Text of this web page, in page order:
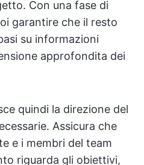
Con una fase di
garantire che il resto
su informazioni
approfondita dei
quindi la direzione del
Assicura che
e i membri del team
riguarda gli obiettivi,